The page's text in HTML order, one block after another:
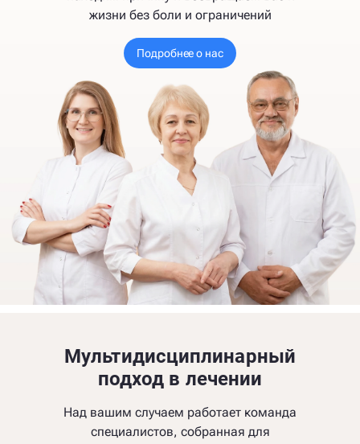
жизни без боли и ограничений
Подробнее о нас
Мультидисциплинарный
подход в лечении
Над вашим случаем работает команда
специалистов, собранная для